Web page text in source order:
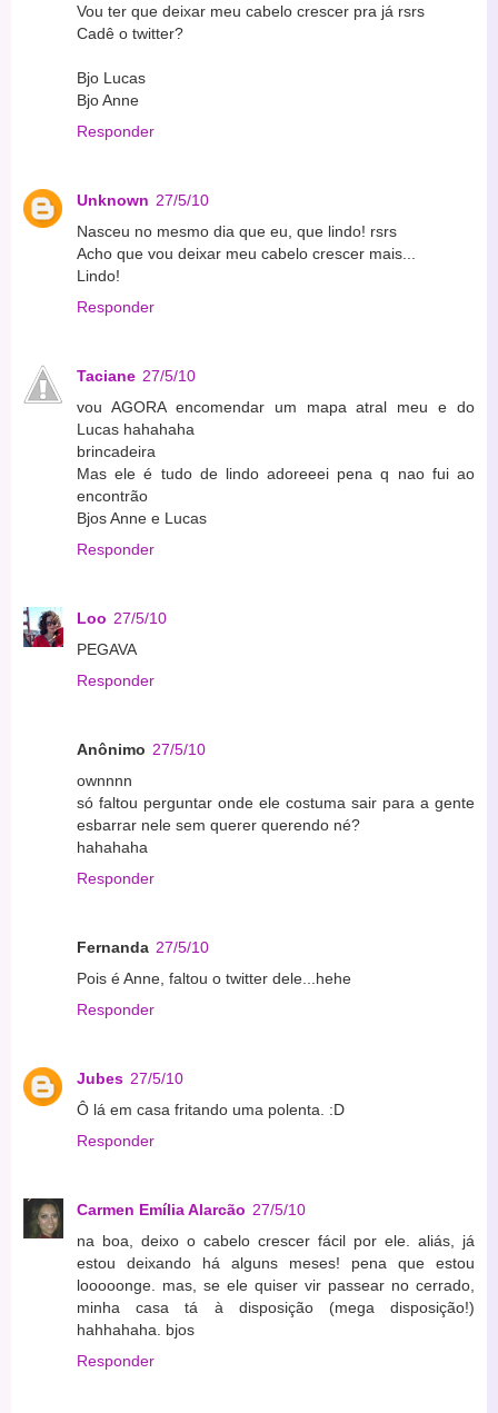
Vou ter que deixar meu cabelo crescer pra já rsrs
Cadê o twitter?
Bjo Lucas
Bjo Anne
Responder
Unknown 27/5/10
Nasceu no mesmo dia que eu, que lindo! rsrs
Acho que vou deixar meu cabelo crescer mais...
Lindo!
Responder
Taciane 27/5/10
vou AGORA encomendar um mapa atral meu e do
Lucas hahahaha
brincadeira
Mas ele é tudo de lindo adoreeei pena q nao fui ao
encontrão
Bjos Anne e Lucas
Responder
Loo 27/5/10
PEGAVA
Responder
Anônimo 27/5/10
ownnnn
só faltou perguntar onde ele costuma sair para a gente
esbarrar nele sem querer querendo né?
hahahaha
Responder
Fernanda 27/5/10
Pois é Anne, faltou o twitter dele...hehe
Responder
Jubes 27/5/10
Ô lá em casa fritando uma polenta. :D
Responder
Carmen Emília Alarcão 27/5/10
na boa, deixo o cabelo crescer fácil por ele. aliás, já
estou deixando há alguns meses! pena que estou
looooonge. mas, se ele quiser vir passear no cerrado,
minha casa tá à disposição (mega disposição!)
hahhahaha. bjos
Responder